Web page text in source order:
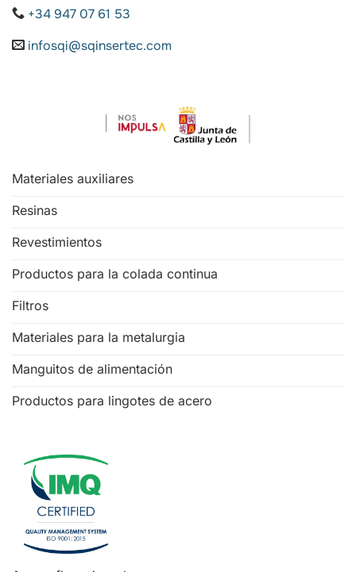
Materiales auxiliares
Resinas
Revestimientos
Productos para la colada continua
Filtros
Materiales para la metalurgia
Manguitos de alimentación
Productos para lingotes de acero
+34 947 07 61 53
infosqi@sqinsertec.com